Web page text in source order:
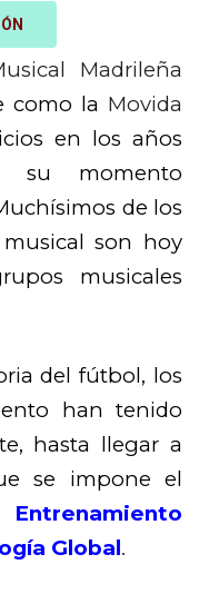
Madrileña
como la Movida
en los años
su momento
de los
son hoy
musicales
del fútbol, los
han tenido
hasta llegar a
se impone el
Entrenamiento
Global.